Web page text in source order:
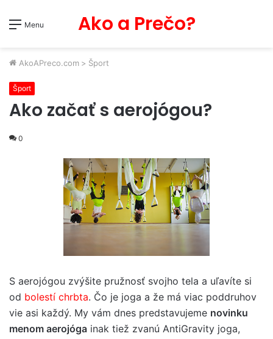
Menu Ako a Prečo?
AkoAPreco.com > Šport
Šport
Ako začať s aerojógou?
0
S aerojógou zvýšite pružnosť svojho tela a uľavíte si
od bolestí chrbta. Čo je joga a že má viac poddruhov
vie asi každý. My vám dnes predstavujeme novinku
menom aerojóga inak tiež zvanú AntiGravity joga,